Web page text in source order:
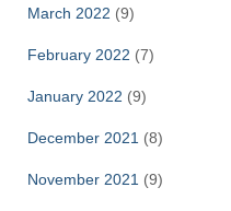
March 2022 (9)
February 2022 (7)
January 2022 (9)
December 2021 (8)
November 2021 (9)